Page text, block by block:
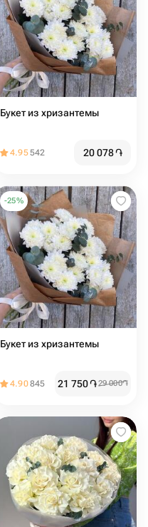
Букет из хризантемы
4.95542 20 078֏
-25%
Букет из хризантемы
4.90845 21 750֏29 000֏